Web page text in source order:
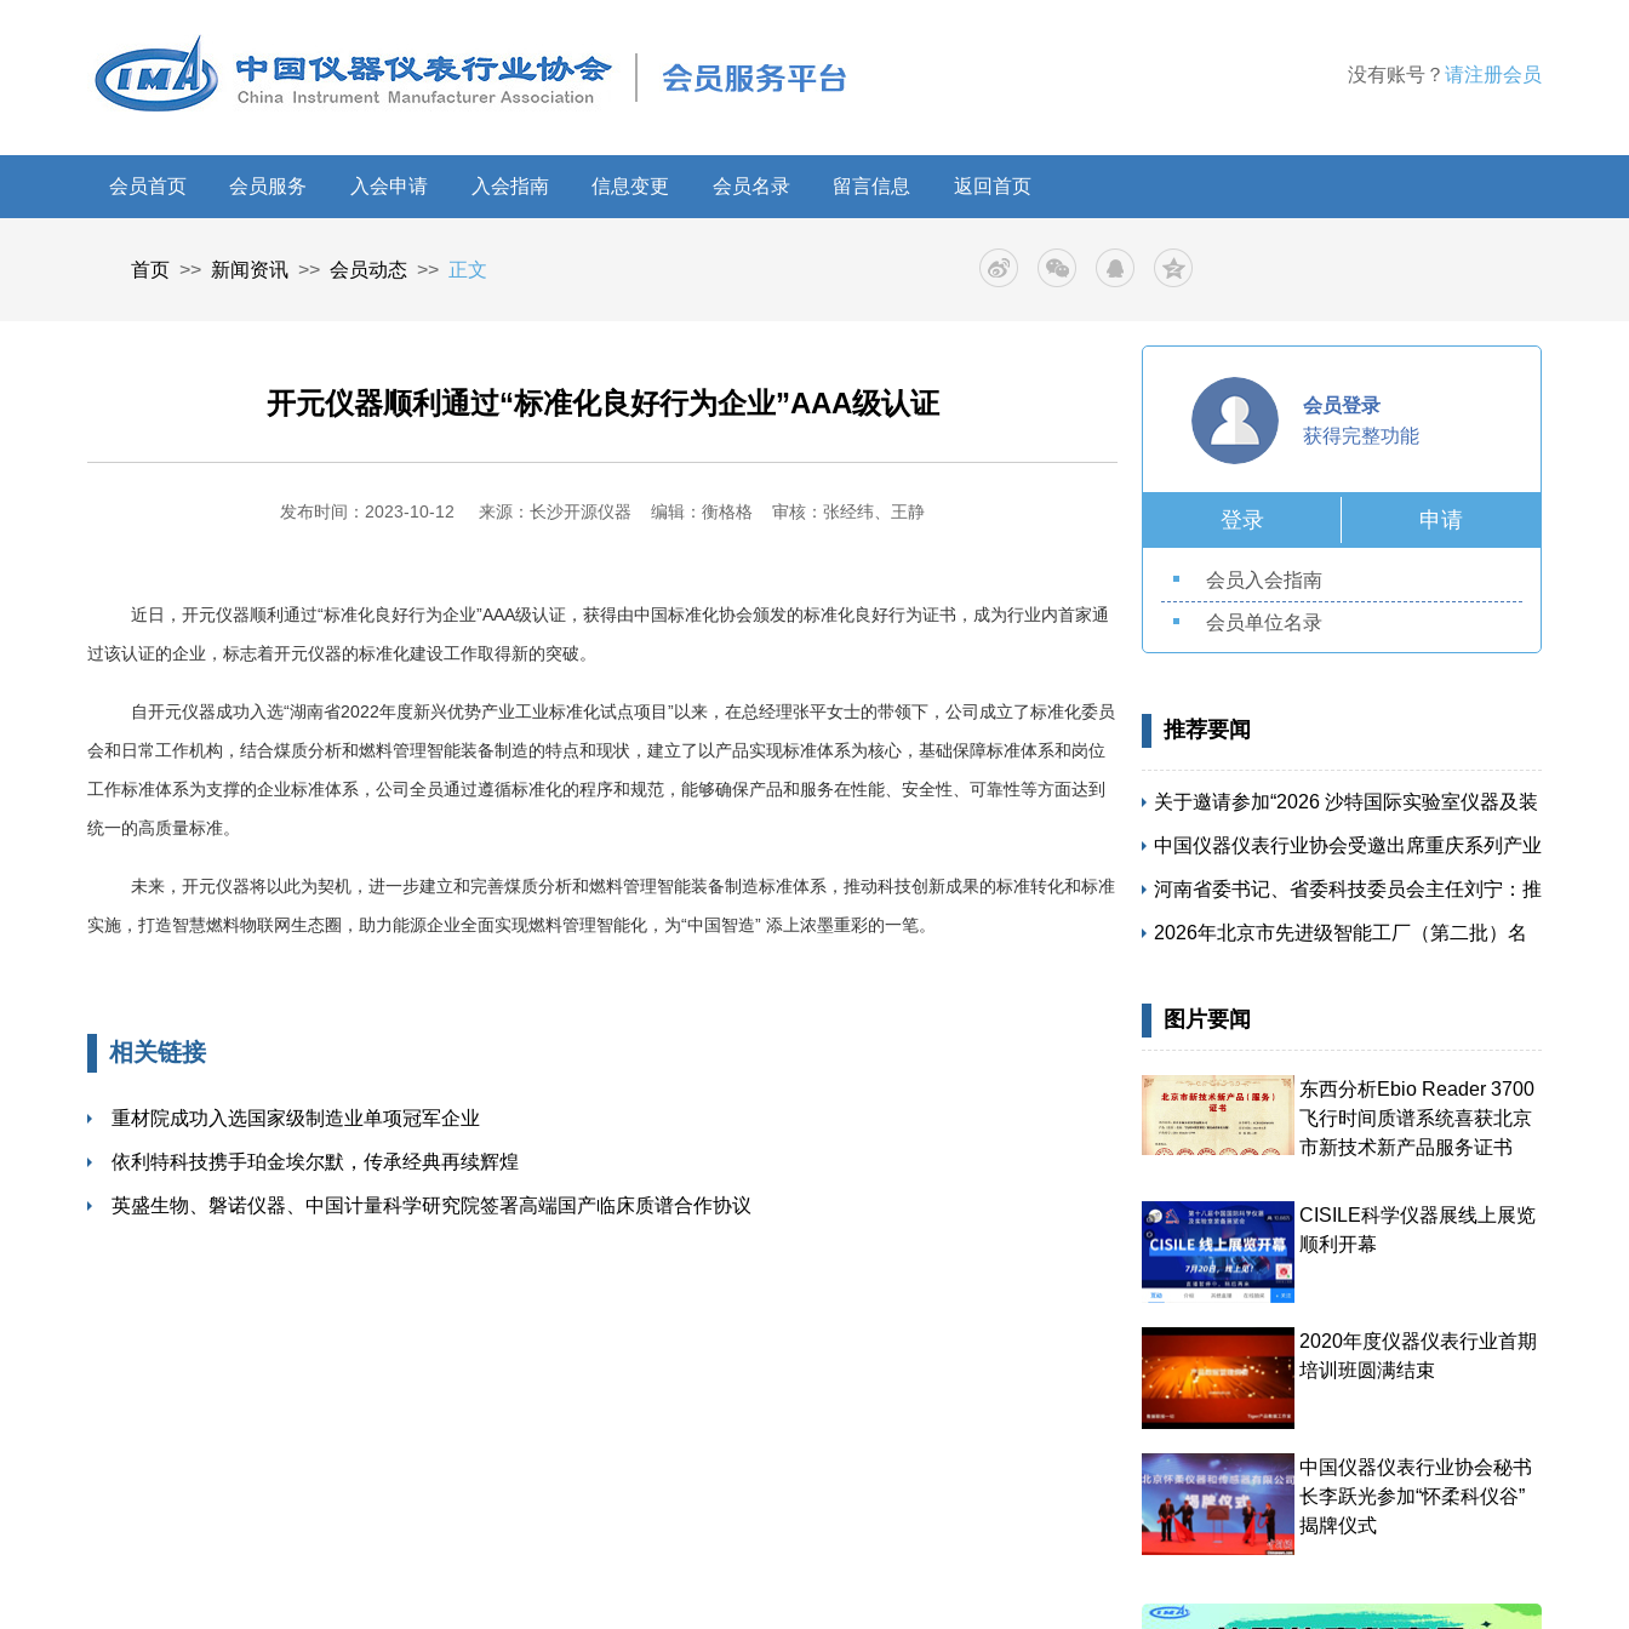
没有账号？ 请注册会员
会员首页 会员服务 入会申请 入会指南 信息变更 会员名录 留言信息 返回首页
首页 >> 新闻资讯 >> 会员动态 >> 正文
开元仪器顺利通过“标准化良好行为企业”AAA级认证
发布时间：2023-10-12 来源：长沙开源仪器 编辑：衡格格 审核：张经纬、王静
近日，开元仪器顺利通过“标准化良好行为企业”AAA级认证，获得由中国标准化协会颁发的标准化良好行为证书，成为行业内首家通
过该认证的企业，标志着开元仪器的标准化建设工作取得新的突破。
自开元仪器成功入选“湖南省2022年度新兴优势产业工业标准化试点项目”以来，在总经理张平女士的带领下，公司成立了标准化委员
会和日常工作机构，结合煤质分析和燃料管理智能装备制造的特点和现状，建立了以产品实现标准体系为核心，基础保障标准体系和岗位
工作标准体系为支撑的企业标准体系，公司全员通过遵循标准化的程序和规范，能够确保产品和服务在性能、安全性、可靠性等方面达到
统一的高质量标准。
未来，开元仪器将以此为契机，进一步建立和完善煤质分析和燃料管理智能装备制造标准体系，推动科技创新成果的标准转化和标准
实施，打造智慧燃料物联网生态圈，助力能源企业全面实现燃料管理智能化，为“中国智造” 添上浓墨重彩的一笔。
相关链接
重材院成功入选国家级制造业单项冠军企业
依利特科技携手珀金埃尔默，传承经典再续辉煌
英盛生物、磐诺仪器、中国计量科学研究院签署高端国产临床质谱合作协议
会员登录
获得完整功能
登录 申请
会员入会指南
会员单位名录
推荐要闻
关于邀请参加“2026 沙特国际实验室仪器及装
备展览会”的函
中国仪器仪表行业协会受邀出席重庆系列产业
专题活动
河南省委书记、省委科技委员会主任刘宁：推
动科技创新和产业创新深度融合 提升现代化
2026年北京市先进级智能工厂（第二批）名
图片要闻
东西分析Ebio Reader 3700
飞行时间质谱系统喜获北京
市新技术新产品服务证书
CISILE科学仪器展线上展览
顺利开幕
2020年度仪器仪表行业首期
培训班圆满结束
中国仪器仪表行业协会秘书
长李跃光参加“怀柔科仪谷”
揭牌仪式